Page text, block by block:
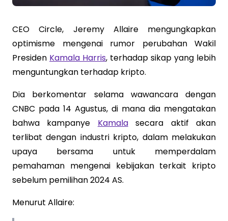
CEO Circle, Jeremy Allaire mengungkapkan
optimisme mengenai rumor perubahan Wakil
Presiden Kamala Harris, terhadap sikap yang lebih
menguntungkan terhadap kripto.
Dia berkomentar selama wawancara dengan
CNBC pada 14 Agustus, di mana dia mengatakan
bahwa kampanye Kamalasecara aktif akan
terlibat dengan industri kripto, dalam melakukan
upaya bersama untuk memperdalam
pemahaman mengenai kebijakan terkait kripto
sebelum pemilihan 2024 AS.
Menurut Allaire: